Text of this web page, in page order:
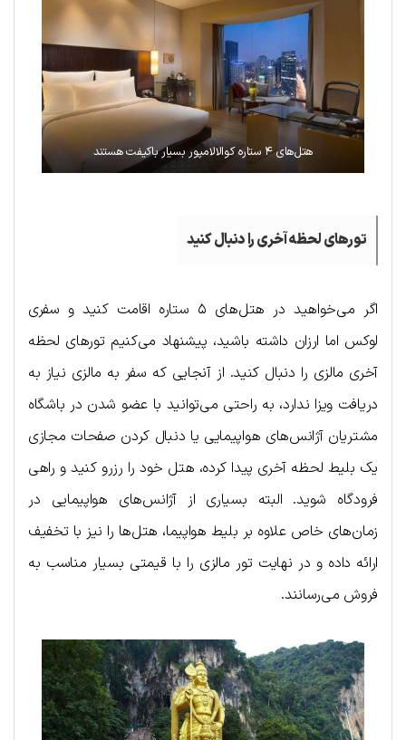
هتل‌های ۴ ستاره کوالالامپور بسیار باکیفت هستند
تورهای لحظه آخری را دنبال کنید
اگر می‌خواهید در هتل‌های ۵ ستاره اقامت کنید و سفری
لوکس اما ارزان داشته باشید، پیشنهاد می‌کنیم تورهای لحظه
آخری مالزی را دنبال کنید. از آنجایی که سفر به مالزی نیاز به
دریافت ویزا ندارد، به راحتی می‌توانید با عضو شدن در باشگاه
مشتریان آژانس‌های هواپیمایی یا دنبال کردن صفحات مجازی
یک بلیط لحظه آخری پیدا کرده، هتل خود را رزرو کنید و راهی
فرودگاه شوید. البته بسیاری از آژانس‌های هواپیمایی در
زمان‌های خاص علاوه بر بلیط هواپیما، هتل‌ها را نیز با تخفیف
ارائه داده و در نهایت تور مالزی را با قیمتی بسیار مناسب به
فروش می‌رسانند.